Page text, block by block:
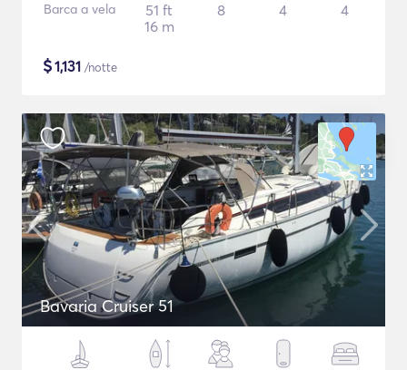
Barca a vela
51 ft
16 m
8 4 4
$1,131 /notte
Bavaria Cruiser 51